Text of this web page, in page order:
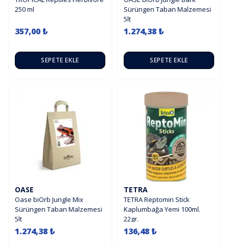
250 ml
357,00 ₺
SEPETE EKLE
Sürüngen Taban Malzemesi
5lt
1.274,38 ₺
SEPETE EKLE
OASE
Oase biOrb Jungle Mix
Sürüngen Taban Malzemesi
5lt
1.274,38 ₺
TETRA
TETRA Reptomin Stick
Kaplumbağa Yemi 100ml.
22gr.
136,48 ₺